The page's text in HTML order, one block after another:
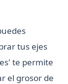
tus ejes
te permite
el grosor de